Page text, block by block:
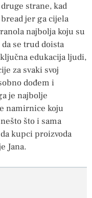
strane, kad
jer ga cijela
najbolja koju su
se trud doista
edukacija ljudi,
za svaki svoj
dođem i
je najbolje
namirnice koju
što i sama
kupci proizvoda
Jana.